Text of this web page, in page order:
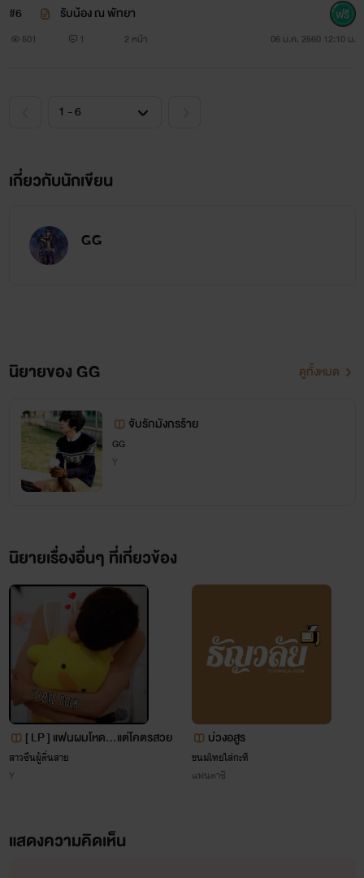
#6 รับน้อง ณ พัทยา
501 1 2 หน้า 06 ม.ค. 2560 12:10 น.
เกี่ยวกับนักเขียน
GG
นิยายของ GG ดูทั้งหมด
จับรักมังกรร้าย
GG
Y
นิยายเรื่องอื่นๆ ที่เกี่ยวข้อง
[ LP ] แฟนผมโหด...แต่โคตรสวย
สาวซึนผู้ตื่นสาย
Y
บ่วงอสูร
ขนมไทยใส่กะทิ
แฟนตาซี
แสดงความคิดเห็น